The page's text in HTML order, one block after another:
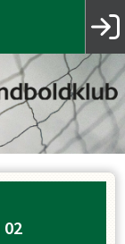
02